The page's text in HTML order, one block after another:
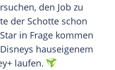
den Job zu
der Schotte schon
in Frage kommen
hauseigenem
laufen.